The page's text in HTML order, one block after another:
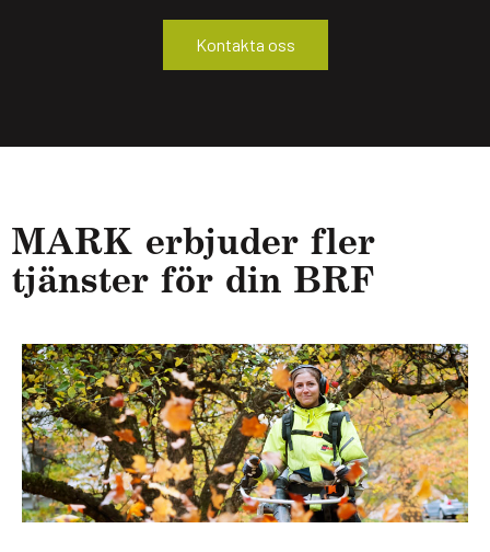
Kontakta oss
MARK erbju­der fler
tjäns­ter för din BRF